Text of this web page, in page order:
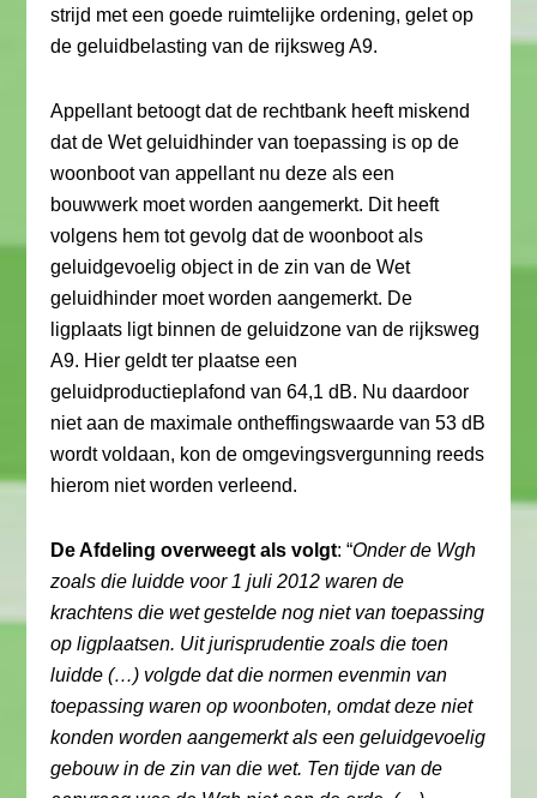
strijd met een goede ruimtelijke ordening, gelet op
de geluidbelasting van de rijksweg A9.
Appellant betoogt dat de rechtbank heeft miskend
dat de Wet geluidhinder van toepassing is op de
woonboot van appellant nu deze als een
bouwwerk moet worden aangemerkt. Dit heeft
volgens hem tot gevolg dat de woonboot als
geluidgevoelig object in de zin van de Wet
geluidhinder moet worden aangemerkt. De
ligplaats ligt binnen de geluidzone van de rijksweg
A9. Hier geldt ter plaatse een
geluidproductieplafond van 64,1 dB. Nu daardoor
niet aan de maximale ontheffingswaarde van 53 dB
wordt voldaan, kon de omgevingsvergunning reeds
hierom niet worden verleend.
De Afdeling overweegt als volgt: “Onder de Wgh
zoals die luidde voor 1 juli 2012 waren de
krachtens die wet gestelde nog niet van toepassing
op ligplaatsen. Uit jurisprudentie zoals die toen
luidde (…) volgde dat die normen evenmin van
toepassing waren op woonboten, omdat deze niet
konden worden aangemerkt als een geluidgevoelig
gebouw in de zin van die wet. Ten tijde van de